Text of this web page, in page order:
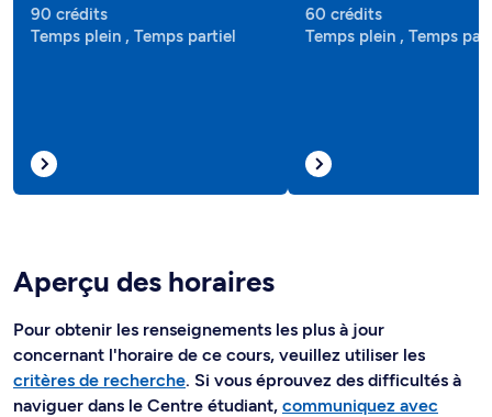
90 crédits
Temps plein , Temps partiel
60 crédits
Temps plein , Temps
Aperçu des horaires
Pour obtenir les renseignements les plus à jour
concernant l'horaire de ce cours, veuillez utiliser les
critères de recherche. Si vous éprouvez des difficultés à
naviguer dans le Centre étudiant, communiquez avec